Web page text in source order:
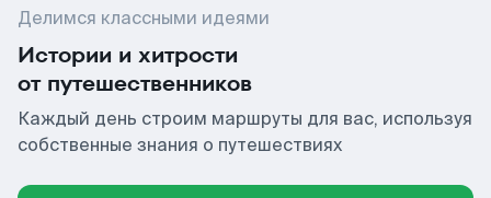
Делимся классными идеями
Истории и хитрости
от путешественников
Каждый день строим маршруты для вас, используя
собственные знания о путешествиях